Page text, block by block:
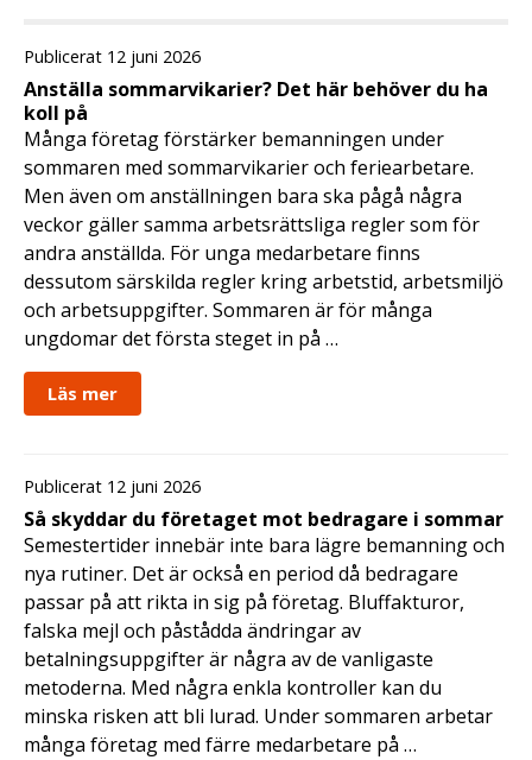
Publicerat 12 juni 2026
Anställa sommarvikarier? Det här behöver du ha
koll på
Många företag förstärker bemanningen under
sommaren med sommarvikarier och feriearbetare.
Men även om anställningen bara ska pågå några
veckor gäller samma arbetsrättsliga regler som för
andra anställda. För unga medarbetare finns
dessutom särskilda regler kring arbetstid, arbetsmiljö
och arbetsuppgifter. Sommaren är för många
ungdomar det första steget in på …
Läs mer
Publicerat 12 juni 2026
Så skyddar du företaget mot bedragare i sommar
Semestertider innebär inte bara lägre bemanning och
nya rutiner. Det är också en period då bedragare
passar på att rikta in sig på företag. Bluffakturor,
falska mejl och påstådda ändringar av
betalningsuppgifter är några av de vanligaste
metoderna. Med några enkla kontroller kan du
minska risken att bli lurad. Under sommaren arbetar
många företag med färre medarbetare på …